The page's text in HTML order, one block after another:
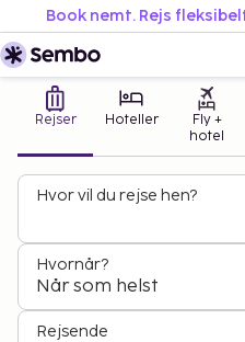
Book nemt. Rejs
Rejser Hoteller
Fly +
hotel
Hvor vil du rejse hen?
Hvornår?
Når som helst
Rejsende